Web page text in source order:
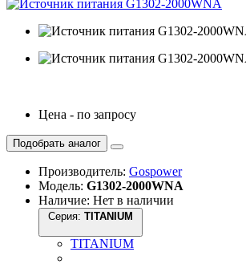
Цена - по запросу
Подобрать аналог
Производитель: Gospower
Модель: G1302-2000WNA
Наличие: Нет в наличии
Серия:
TITANIUM